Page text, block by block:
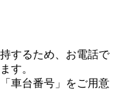
するため、お電話で
す。
車台番号」をご用意